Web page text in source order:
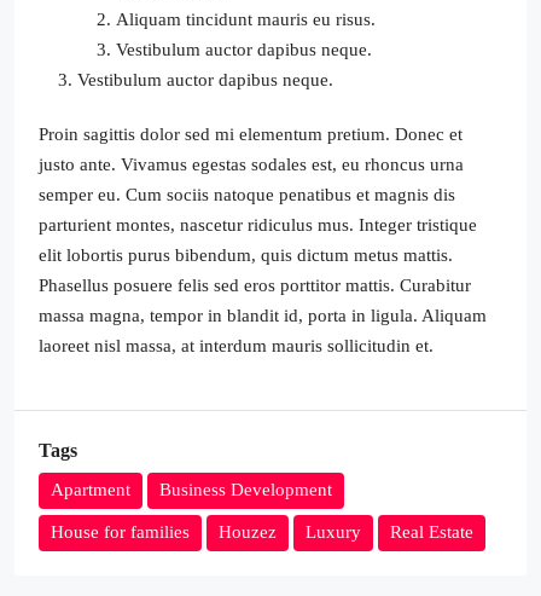
Aliquam tincidunt mauris eu risus.
Vestibulum auctor dapibus neque.
Vestibulum auctor dapibus neque.
Proin sagittis dolor sed mi elementum pretium. Donec et
justo ante. Vivamus egestas sodales est, eu rhoncus urna
semper eu. Cum sociis natoque penatibus et magnis dis
parturient montes, nascetur ridiculus mus. Integer tristique
elit lobortis purus bibendum, quis dictum metus mattis.
Phasellus posuere felis sed eros porttitor mattis. Curabitur
massa magna, tempor in blandit id, porta in ligula. Aliquam
laoreet nisl massa, at interdum mauris sollicitudin et.
Tags
Apartment Business Development
House for families Houzez Luxury Real Estate